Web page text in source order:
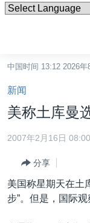
碍
链
接
跳
转
容
转
港澳
国际
中国时间 13:12 2026年
新闻
美称土库曼
2007年2月16日 08:00
分享
美国称星期天在土
步”。但是，国际